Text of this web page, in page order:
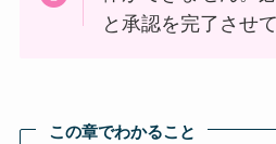
と承認を完了させ
この章でわかること